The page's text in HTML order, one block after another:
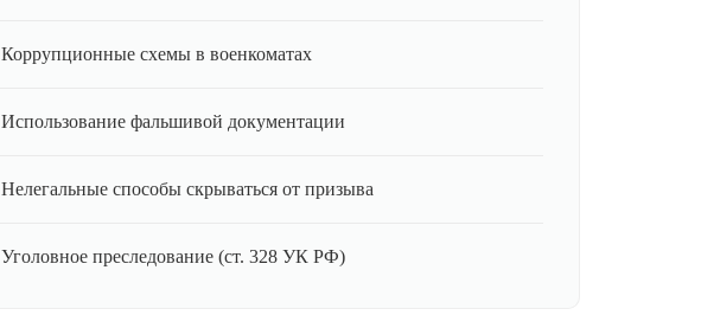
Коррупционные схемы в военкоматах
Использование фальшивой документации
Нелегальные способы скрываться от призыва
Уголовное преследование (ст. 328 УК РФ)